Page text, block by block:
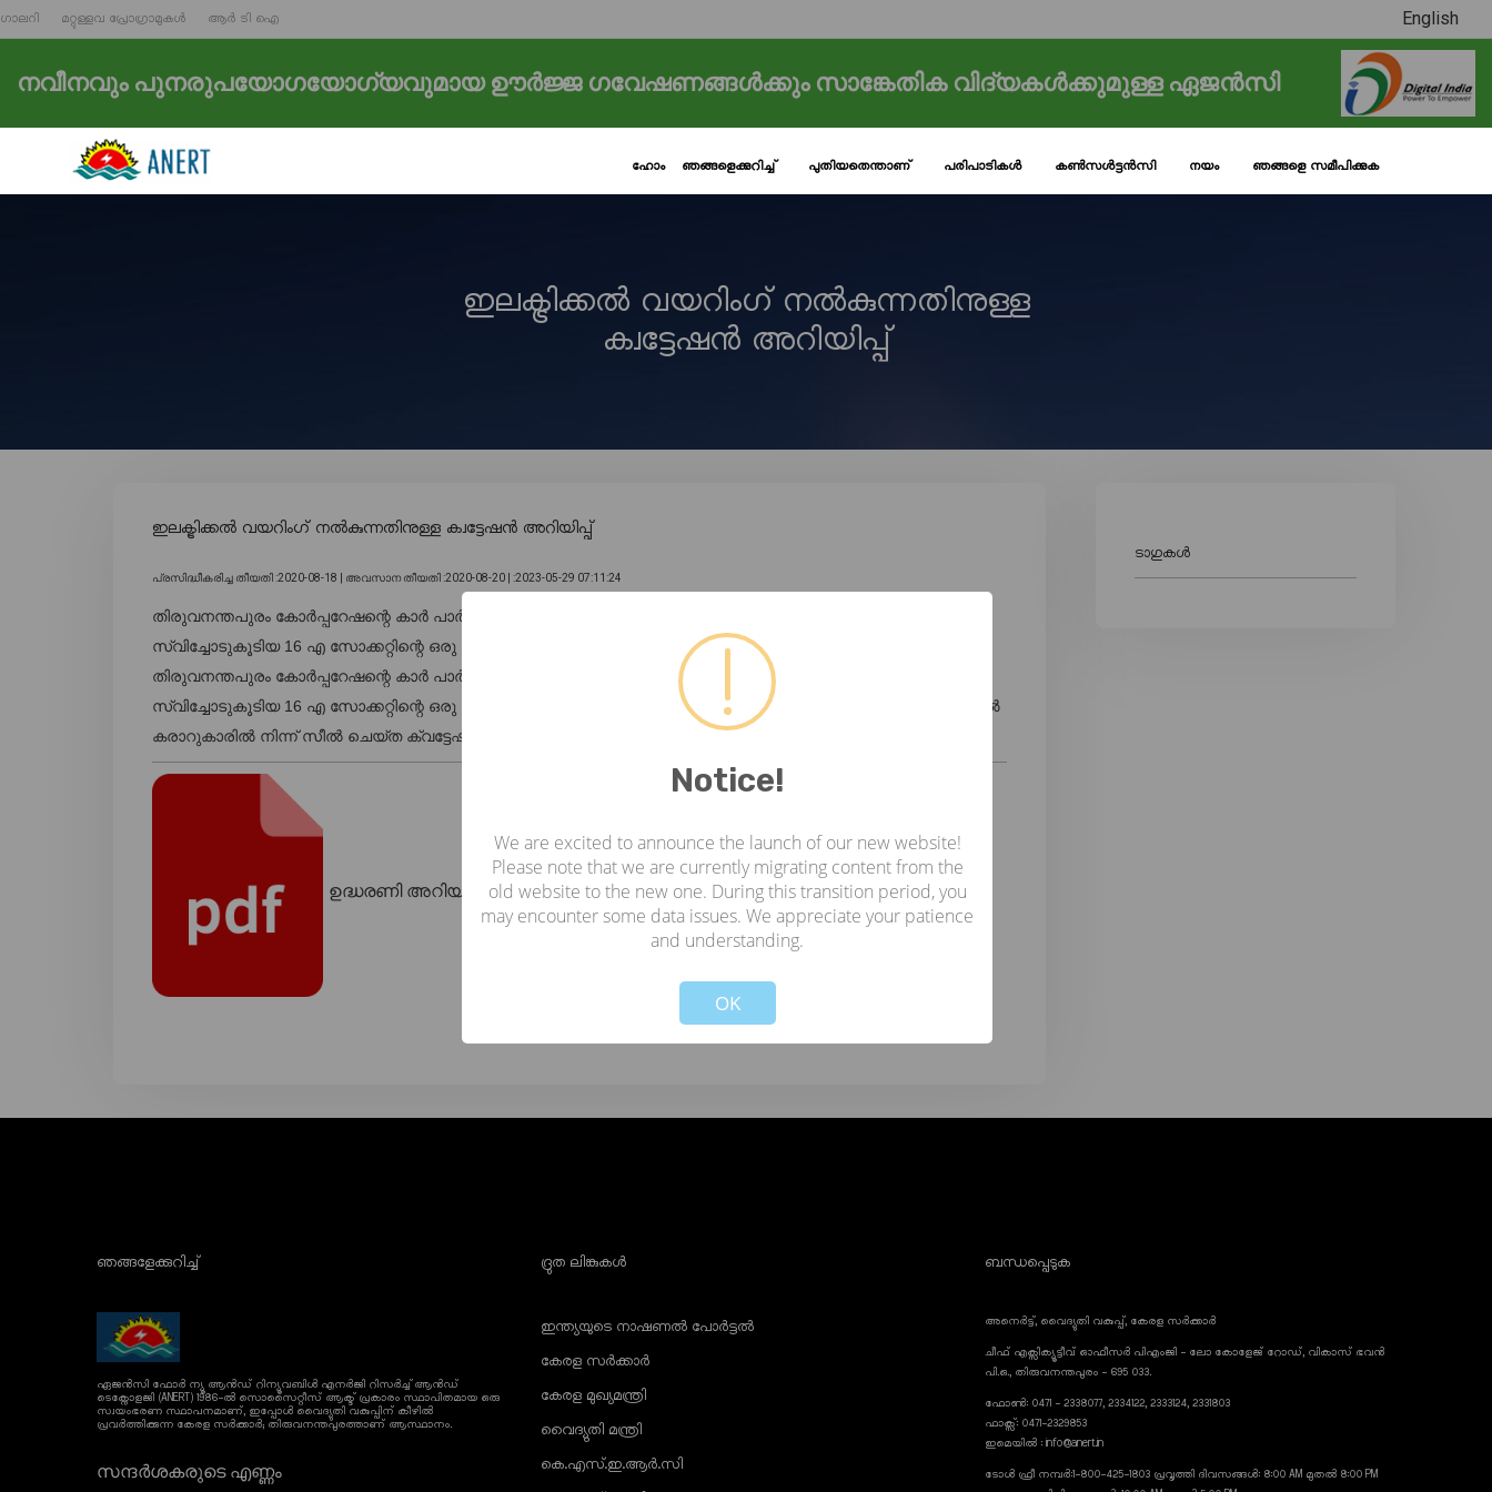
ഗാലറി മറ്റുള്ളവ പ്രോഗ്രാമുകൾ ആർ ടി ഐ English
നവീനവും പുനരുപയോഗയോഗ്യവുമായ ഊർജ്ജ ഗവേഷണങ്ങൾക്കും സാങ്കേതിക വിദ്യകൾക്കുമുള്ള ഏജൻസി
ഹോം ഞങ്ങളെക്കുറിച്ച് പുതിയതെന്താണ് പരിപാടികൾ കൺസൾട്ടൻസി നയം ഞങ്ങളെ സമീപിക്കുക
ഇലക്ട്രിക്കൽ വയറിംഗ് നൽകുന്നതിനുള്ള
ക്വട്ടേഷൻ അറിയിപ്പ്
ഇലക്ട്രിക്കൽ വയറിംഗ് നൽകുന്നതിനുള്ള ക്വട്ടേഷൻ അറിയിപ്പ്
പ്രസിദ്ധീകരിച്ച തീയതി :2020-08-18 | അവസാന തീയതി :2020-08-20 | :2023-05-29 07:11:24
തിരുവനന്തപുരം കോർപ്പറേഷന്റെ കാർ പാർക്കിംഗ് ലൊക്കേഷനിൽ ഇ കാറുകൾ ചാർജ് ചെയ്യുന്നതിനുള്ള
സ്വിച്ചോടുകൂടിയ 16 എ സോക്കറ്റിന്റെ ഒരു നമ്പർ ഇലക്ട്രിക്കൽ വയറിംഗ് നൽകുന്നതിനുള്ള ക്വട്ടേഷൻ അറിയിപ്പ്
തിരുവനന്തപുരം കോർപ്പറേഷന്റെ കാർ പാർക്കിംഗ് ലൊക്കേഷനിൽ ഇ കാറുകൾ ചാർജ് ചെയ്യുന്നതിനുള്ള
സ്വിച്ചോടുകൂടിയ 16 എ സോക്കറ്റിന്റെ ഒരു നമ്പർ ഇലക്ട്രിക്കൽ വയറിംഗ് നൽകുന്നതിന് ലൈസൻസുള്ള ഇലക്ട്രിക്കൽ
കരാറുകാരിൽ നിന്ന് സീൽ ചെയ്ത ക്വട്ടേഷനുകൾ അനെർട്ട് ക്ഷണിച്ചു. ഉദ്ധരണി അറിയിപ്പ്
ഉദ്ധരണി അറിയിപ്പ്
ടാഗുകൾ
ഞങ്ങളേക്കുറിച്ച്
ഏജൻസി ഫോർ ന്യൂ ആൻഡ് റിന്യൂവബിൾ എനർജി റിസർച്ച് ആൻഡ്
ടെക്നോളജി (ANERT) 1986-ൽ സൊസൈറ്റീസ് ആക്ട് പ്രകാരം സ്ഥാപിതമായ ഒരു
സ്വയംഭരണ സ്ഥാപനമാണ്, ഇപ്പോൾ വൈദ്യുതി വകുപ്പിന് കീഴിൽ
പ്രവർത്തിക്കുന്ന കേരള സർക്കാർ; തിരുവനന്തപുരത്താണ് ആസ്ഥാനം.
സന്ദർശകരുടെ എണ്ണം
ദ്രുത ലിങ്കുകൾ
ഇന്ത്യയുടെ നാഷണൽ പോർട്ടൽ
കേരള സർക്കാർ
കേരള മുഖ്യമന്ത്രി
വൈദ്യുതി മന്ത്രി
കെ.എസ്.ഇ.ആർ.സി
ബന്ധപ്പെടുക
അനെർട്ട്, വൈദ്യുതി വകുപ്പ്, കേരള സർക്കാർ
ചീഫ് എക്സിക്യൂട്ടീവ് ഓഫീസർ പിഎംജി - ലോ കോളേജ് റോഡ്, വികാസ് ഭവൻ
പി.ഒ., തിരുവനന്തപുരം - 695 033.
ഫോൺ: 0471 - 2338077, 2334122, 2333124, 2331803
ഫാക്സ്: 0471-2329853
ഇമെയിൽ : info@anert.in
ടോൾ ഫ്രീ നമ്പർ:1-800-425-1803 പ്രവൃത്തി ദിവസങ്ങൾ: 8:00 AM മുതൽ 8:00 PM
Notice!
We are excited to announce the launch of our new website!
Please note that we are currently migrating content from the
old website to the new one. During this transition period, you
may encounter some data issues. We appreciate your patience
and understanding.
OK